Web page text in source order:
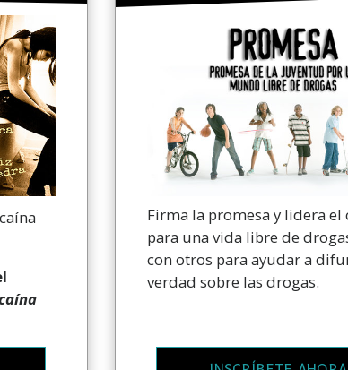
Firma la promesa y lidera el
para una vida libre de
con otros para ayudar a
verdad sobre las drogas.